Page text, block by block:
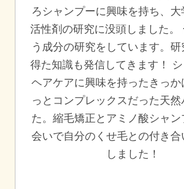
ろシャンプーに興味を持ち、
活性剤の研究に没頭しました。
う成分の研究をしています。研
得た知識も発信してきます！
ヘアケアに興味を持ったきっか
っとコンプレックスだった天然
た。縮毛矯正とアミノ酸シャン
会いで自分のくせ毛との付き合
しました！